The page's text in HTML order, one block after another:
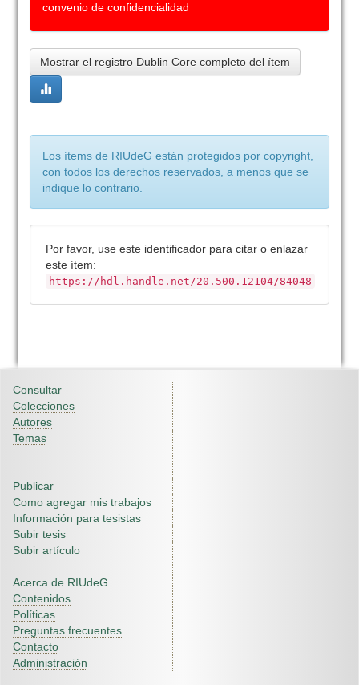
convenio de confidencialidad
Mostrar el registro Dublin Core completo del ítem
Los ítems de RIUdeG están protegidos por copyright,
con todos los derechos reservados, a menos que se
indique lo contrario.
Por favor, use este identificador para citar o enlazar
este ítem:
https://hdl.handle.net/20.500.12104/84048
Consultar
Colecciones
Autores
Temas
Publicar
Como agregar mis trabajos
Información para tesistas
Subir tesis
Subir artículo
Acerca de RIUdeG
Contenidos
Políticas
Preguntas frecuentes
Contacto
Administración